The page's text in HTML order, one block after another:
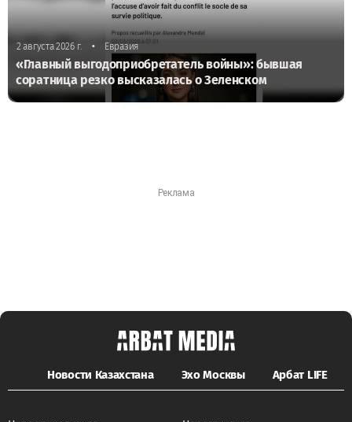
2 августа 2026 г. • Евразия
«Главный выгодоприобретатель войны»: бывшая
соратница резко высказалась о Зеленском
Новости Казахстана Эхо Москвы Арбат LIFE